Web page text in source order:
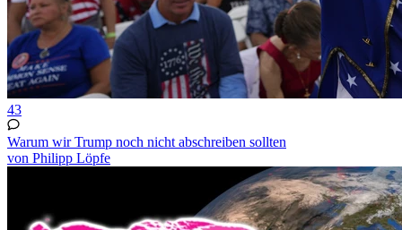
43
Warum wir Trump noch nicht abschreiben sollten
von Philipp Löpfe